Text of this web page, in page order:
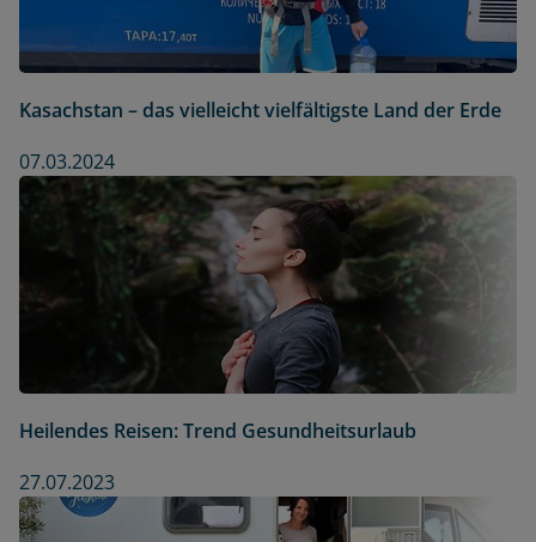
Kasachstan – das vielleicht vielfältigste Land der Erde
07.03.2024
Heilendes Reisen: Trend Gesundheitsurlaub
27.07.2023